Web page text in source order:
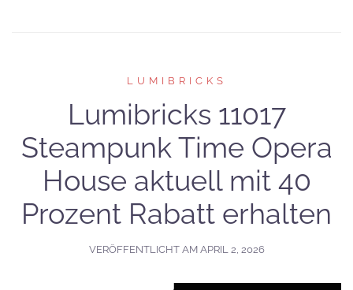
LUMIBRICKS
Lumibricks 11017
Steampunk Time Opera
House aktuell mit 40
Prozent Rabatt erhalten
VERÖFFENTLICHT AM APRIL 2, 2026